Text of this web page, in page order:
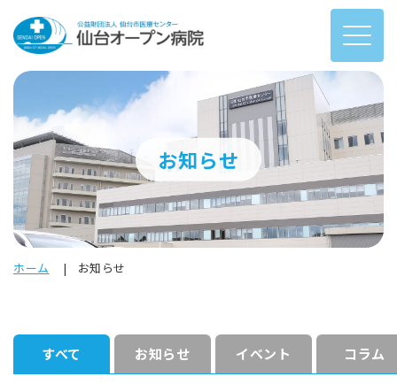
お知らせ
ホーム お知らせ
すべて お知らせ イベント コラム